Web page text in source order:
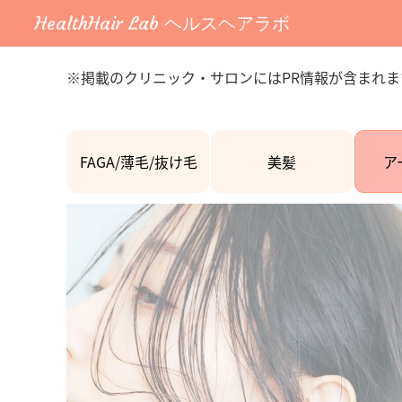
HealthHair Lab ヘルスヘアラボ
※掲載のクリニック・サロンにはPR情報が含まれ
FAGA/薄毛/抜け毛 美髪